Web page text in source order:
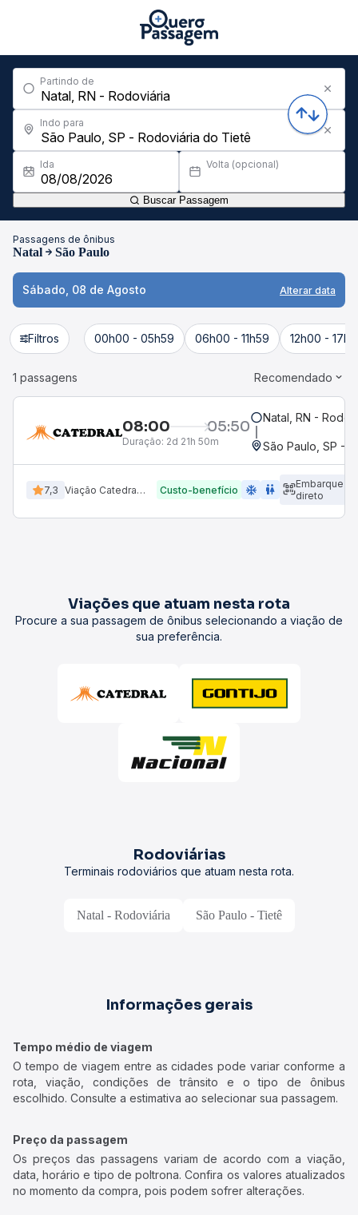
Partindo de
Indo para
Ida Volta (opcional)
Buscar Passagem
Passagens de ônibus
Natal São Paulo
Sábado, 08 de Agosto Alterar data
Filtros 00h00 - 05h59 06h00 - 11h59 12h00 -
1 passagens Recomendado
08:00 05:50
Duração: 2d 21h 50m
Natal, RN -
São Paulo, SP -
7,3 Viação Catedral Turismo Custo-benefício ac_unit wc
Embarque
direto
Viações que atuam nesta rota
Procure a sua passagem de ônibus selecionando a viação de
sua preferência.
Rodoviárias
Terminais rodoviários que atuam nesta rota.
Natal - Rodoviária São Paulo - Tietê
Informações gerais
Tempo médio de viagem
O tempo de viagem entre as cidades pode variar conforme a
rota, viação, condições de trânsito e o tipo de ônibus
escolhido. Consulte a estimativa ao selecionar sua passagem.
Preço da passagem
Os preços das passagens variam de acordo com a viação,
data, horário e tipo de poltrona. Confira os valores atualizados
no momento da compra, pois podem sofrer alterações.